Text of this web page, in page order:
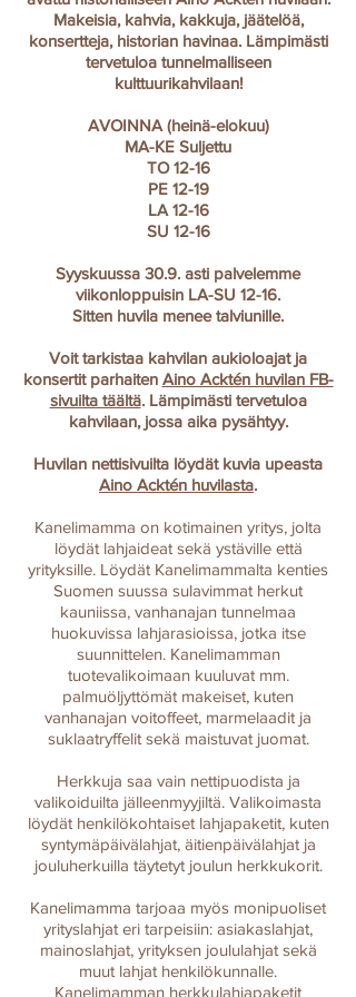
Makeisia, kahvia, kakkuja, jäätelöä,
konsertteja, historian havinaa. Lämpimästi
tervetuloa tunnelmalliseen
kulttuurikahvilaan!
AVOINNA (heinä-elokuu)
MA-KE Suljettu
TO 12-16
PE 12-19
LA 12-16
SU 12-16
Syyskuussa 30.9. asti palvelemme
viikonloppuisin LA-SU 12-16.
Sitten huvila menee talviunille.
Voit tarkistaa kahvilan aukioloajat ja
konsertit parhaiten Aino Acktén huvilan FB-
sivuilta täältä. Lämpimästi tervetuloa
kahvilaan, jossa aika pysähtyy.
Huvilan nettisivuilta löydät kuvia upeasta
Aino Acktén huvilasta.
Kanelimamma on kotimainen yritys, jolta
löydät lahjaideat sekä ystäville että
yrityksille. Löydät Kanelimammalta kenties
Suomen suussa sulavimmat herkut
kauniissa, vanhanajan tunnelmaa
huokuvissa lahjarasioissa, jotka itse
suunnittelen. Kanelimamman
tuotevalikoimaan kuuluvat mm.
palmuöljyttömät makeiset, kuten
vanhanajan voitoffeet, marmelaadit ja
suklaatryffelit sekä maistuvat juomat.
Herkkuja saa vain nettipuodista ja
valikoiduilta jälleenmyyjiltä. Valikoimasta
löydät henkilökohtaiset lahjapaketit, kuten
syntymäpäivälahjat, äitienpäivälahjat ja
jouluherkuilla täytetyt joulun herkkukorit.
Kanelimamma tarjoaa myös monipuoliset
yrityslahjat eri tarpeisiin: asiakaslahjat,
mainoslahjat, yrityksen joululahjat sekä
muut lahjat henkilökunnalle.
Kanelimamman herkkulahjapaketit